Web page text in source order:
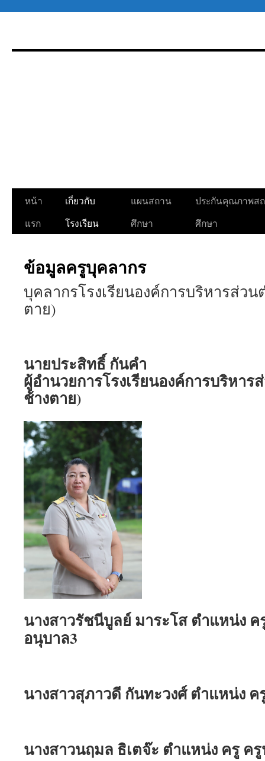
เนื้อหา
หน้า
แรก
เกี่ยวกับ
โรงเรียน
แผนสถาน
ศึกษา
ประกันคุณภาพส
ศึกษา
ข้อมูลครูบุคลากร
บุคลากรโรงเรียนองค์การบริหารส่ว
ตาย)
นายประสิทธิ์ กันคำ
ผู้อำนวยการโรงเรียนองค์การบริหา
ช้างตาย)
นางสาวรัชนีบูลย์ มาระโส ตำแหน่ง
อนุบาล3
นางสาวสุภาวดี กันทะวงศ์ ตำแหน่ง ค
นางสาวนฤมล ธิเตจ๊ะ ตำแหน่ง ครู ค